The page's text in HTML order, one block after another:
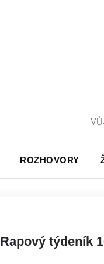
ROZHOVORY
Rapový týdeník